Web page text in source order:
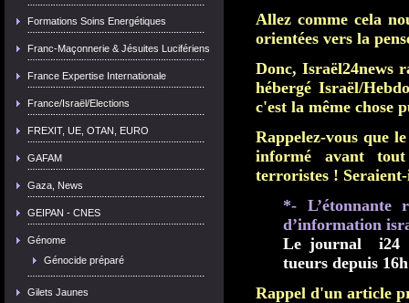
Formations Soins Energétiques
Franc-Maçonnerie & Jésuites Lucifériens
France Expertise Internationale
France/Israël/Elections
FREXIT, UE, OTAN, EURO
GAFAM
Gaza, News
GEIPAN - CNES
Génome
Génocide préparé
Gilets Jaunes
Allez comme cela
orientées vers la
Donc, Israël24news
hébergé Israël/
c'est la même chose
Rappelez-vous que
informé avant
terroristes !
*- L’étonnante
d’information
Le journal i24
tueurs depuis
Rappel d'un article